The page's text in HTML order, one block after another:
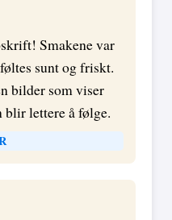
Smakene var
sunt og friskt.
bilder som viser
blir lettere å følge.